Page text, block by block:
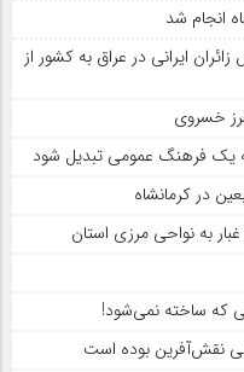
انجام شد
زائران ایرانی در عراق به کشور از
خسروی
به یک فرهنگ عمومی تبدیل شود
در کرمانشاه
غبار به نواحی مرزی استان
که ساخته نمی‌شود!
نقش‌آفرین بوده است